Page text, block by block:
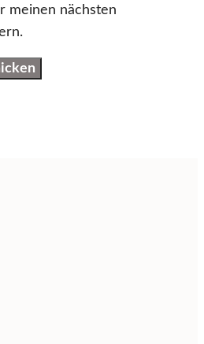
meinen nächsten